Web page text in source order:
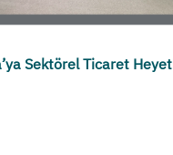
Sektörel Ticaret